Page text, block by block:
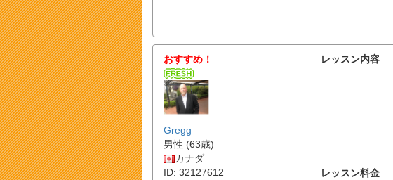
おすすめ！
Gregg
男性 (63歳)
カナダ
ID: 32127612
レッスン内容
レッスン料金